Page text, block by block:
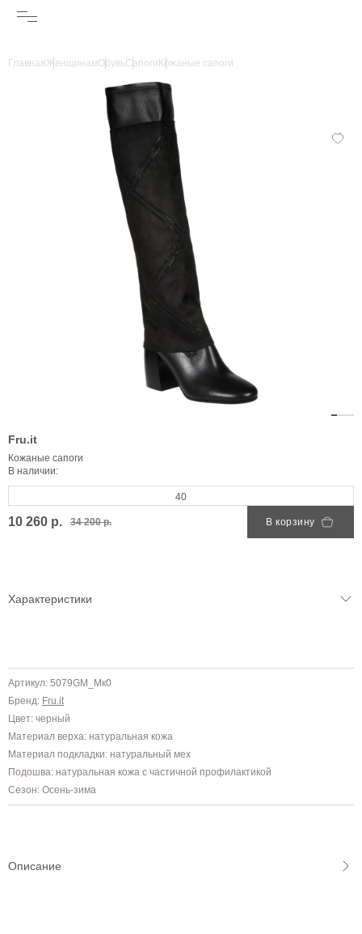
ГлавнаяЖенщинамОбувьСапоги Кожаные сапоги
Fru.it
Кожаные сапоги
В наличии:
40
10 260 р. 34 200 р. В корзину
Характеристики
Артикул: 5079GM_Mк0
Бренд: Fru.it
Цвет: черный
Материал верха: натуральная кожа
Материал подкладки: натуральный мех
Подошва: натуральная кожа с частичной профилактикой
Сезон: Осень-зима
Описание